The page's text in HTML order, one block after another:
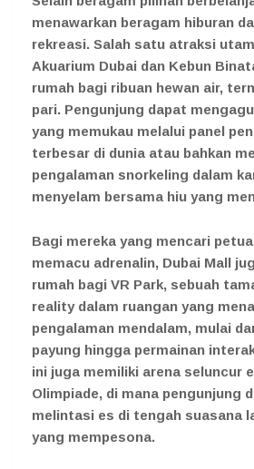
menawarkan beragam hiburan
rekreasi. Salah satu atraksi
Akuarium Dubai dan Kebun
rumah bagi ribuan hewan air,
pari. Pengunjung dapat
yang memukau melalui panel
terbesar di dunia atau bahkan
pengalaman snorkeling dalam
menyelam bersama hiu yang
Bagi mereka yang mencari
memacu adrenalin, Dubai Mall
rumah bagi VR Park, sebuah
reality dalam ruangan yang
pengalaman mendalam, mulai
payung hingga permainan
ini juga memiliki arena seluncur
Olimpiade, di mana pengunjung
melintasi es di tengah suasana
yang mempesona.